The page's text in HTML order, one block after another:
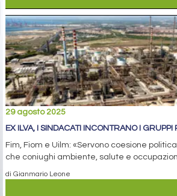
29 agosto 2025
EX ILVA, I SINDACATI INCONTRANO I GRUPPI
Fim, Fiom e Uilm: «Servono coesione
che coniughi ambiente, salute e
di Gianmario Leone